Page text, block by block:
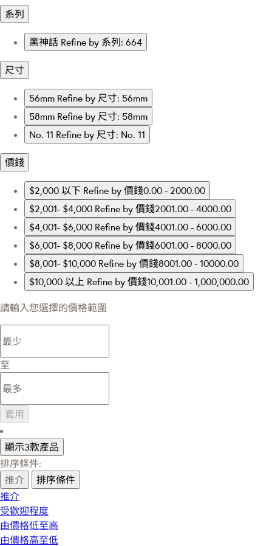
系列
黑神話 Refine by 系列: 664
尺寸
56mm Refine by 尺寸: 56mm
58mm Refine by 尺寸: 58mm
No. 11 Refine by 尺寸: No. 11
價錢
$2,000 以下 Refine by 價錢0.00 - 2000.00
$2,001- $4,000 Refine by 價錢2001.00 - 4000.00
$4,001- $6,000 Refine by 價錢4001.00 - 6000.00
$6,001- $8,000 Refine by 價錢6001.00 - 8000.00
$8,001- $10,000 Refine by 價錢8001.00 - 10000.00
$10,000 以上 Refine by 價錢10,001.00 - 1,000,000.00
請輸入您選擇的價格範圍
至
套用
顯示3款產品
排序條件:
推介
排序條件
推介
受歡迎程度
由價格低至高
由價格高至低